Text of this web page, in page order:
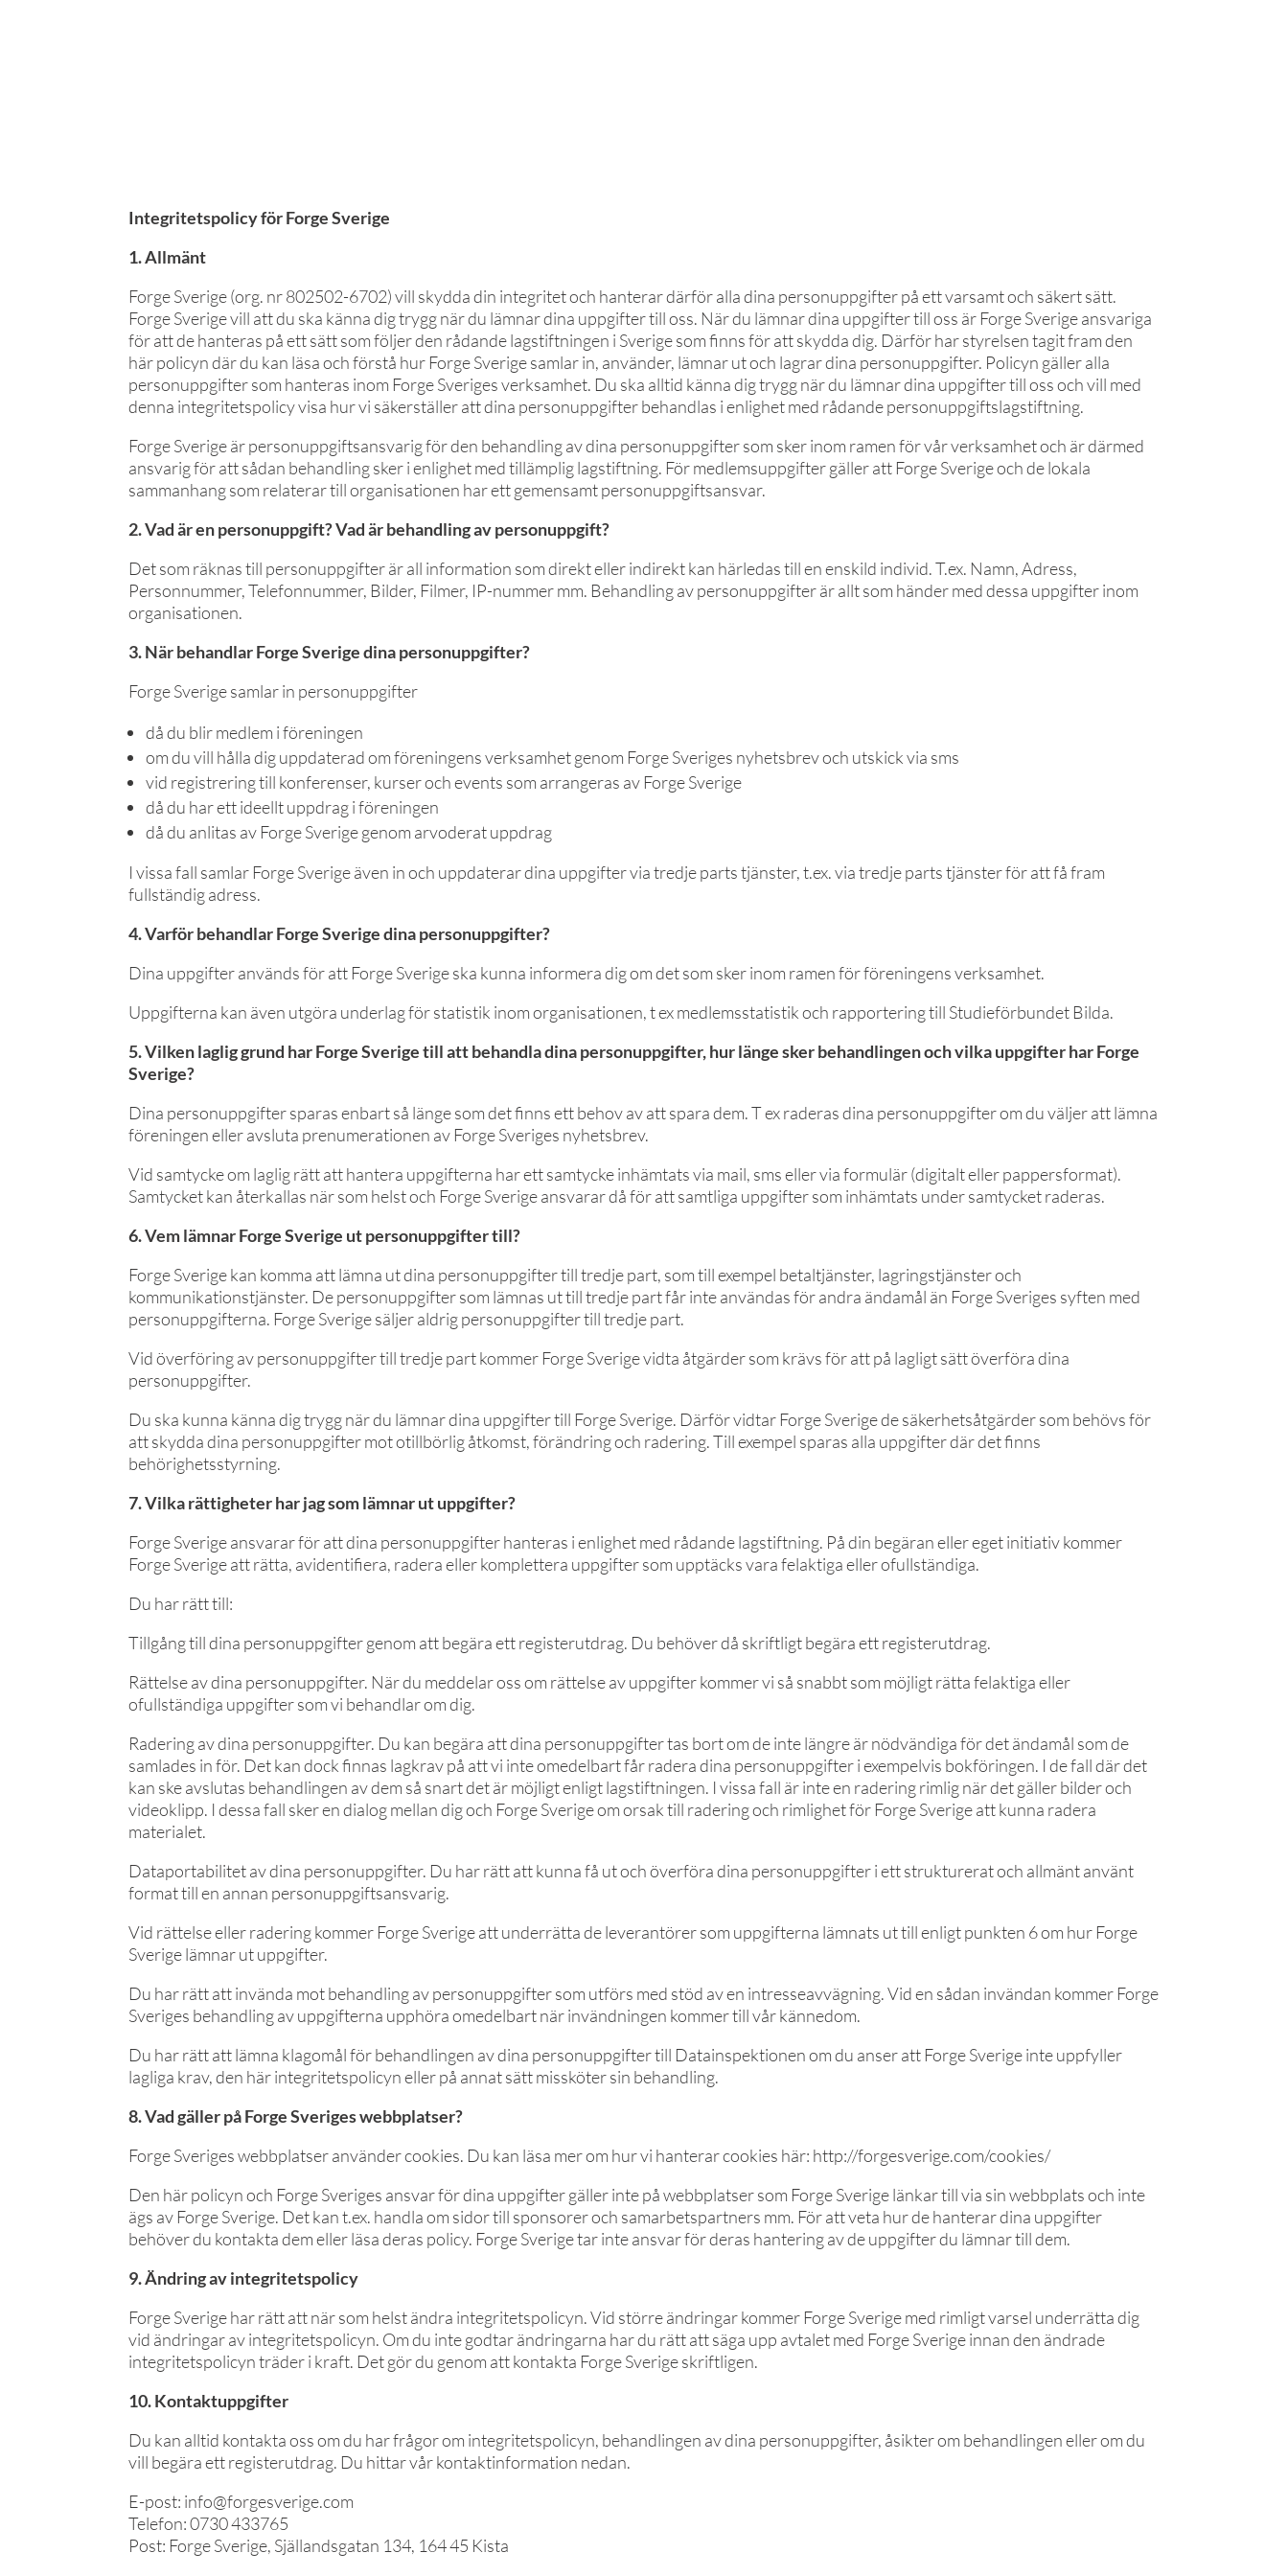
Integritetspolicy för Forge Sverige
1. Allmänt
Forge Sverige (org. nr 802502-6702) vill skydda din integritet och hanterar därför alla dina personuppgifter på ett varsamt och säkert sätt.
Forge Sverige vill att du ska känna dig trygg när du lämnar dina uppgifter till oss. När du lämnar dina uppgifter till oss är Forge Sverige ansvariga
för att de hanteras på ett sätt som följer den rådande lagstiftningen i Sverige som finns för att skydda dig. Därför har styrelsen tagit fram den
här policyn där du kan läsa och förstå hur Forge Sverige samlar in, använder, lämnar ut och lagrar dina personuppgifter. Policyn gäller alla
personuppgifter som hanteras inom Forge Sveriges verksamhet. Du ska alltid känna dig trygg när du lämnar dina uppgifter till oss och vill med
denna integritetspolicy visa hur vi säkerställer att dina personuppgifter behandlas i enlighet med rådande personuppgiftslagstiftning.
Forge Sverige är personuppgiftsansvarig för den behandling av dina personuppgifter som sker inom ramen för vår verksamhet och är därmed
ansvarig för att sådan behandling sker i enlighet med tillämplig lagstiftning. För medlemsuppgifter gäller att Forge Sverige och de lokala
sammanhang som relaterar till organisationen har ett gemensamt personuppgiftsansvar.
2. Vad är en personuppgift? Vad är behandling av personuppgift?
Det som räknas till personuppgifter är all information som direkt eller indirekt kan härledas till en enskild individ. T.ex. Namn, Adress,
Personnummer, Telefonnummer, Bilder, Filmer, IP-nummer mm. Behandling av personuppgifter är allt som händer med dessa uppgifter inom
organisationen.
3. När behandlar Forge Sverige dina personuppgifter?
Forge Sverige samlar in personuppgifter
då du blir medlem i föreningen
om du vill hålla dig uppdaterad om föreningens verksamhet genom Forge Sveriges nyhetsbrev och utskick via sms
vid registrering till konferenser, kurser och events som arrangeras av Forge Sverige
då du har ett ideellt uppdrag i föreningen
då du anlitas av Forge Sverige genom arvoderat uppdrag
I vissa fall samlar Forge Sverige även in och uppdaterar dina uppgifter via tredje parts tjänster, t.ex. via tredje parts tjänster för att få fram
fullständig adress.
4. Varför behandlar Forge Sverige dina personuppgifter?
Dina uppgifter används för att Forge Sverige ska kunna informera dig om det som sker inom ramen för föreningens verksamhet.
Uppgifterna kan även utgöra underlag för statistik inom organisationen, t ex medlemsstatistik och rapportering till Studieförbundet Bilda.
5. Vilken laglig grund har Forge Sverige till att behandla dina personuppgifter, hur länge sker behandlingen och vilka uppgifter har Forge
Sverige?
Dina personuppgifter sparas enbart så länge som det finns ett behov av att spara dem. T ex raderas dina personuppgifter om du väljer att lämna
föreningen eller avsluta prenumerationen av Forge Sveriges nyhetsbrev.
Vid samtycke om laglig rätt att hantera uppgifterna har ett samtycke inhämtats via mail, sms eller via formulär (digitalt eller pappersformat).
Samtycket kan återkallas när som helst och Forge Sverige ansvarar då för att samtliga uppgifter som inhämtats under samtycket raderas.
6. Vem lämnar Forge Sverige ut personuppgifter till?
Forge Sverige kan komma att lämna ut dina personuppgifter till tredje part, som till exempel betaltjänster, lagringstjänster och
kommunikationstjänster. De personuppgifter som lämnas ut till tredje part får inte användas för andra ändamål än Forge Sveriges syften med
personuppgifterna. Forge Sverige säljer aldrig personuppgifter till tredje part.
Vid överföring av personuppgifter till tredje part kommer Forge Sverige vidta åtgärder som krävs för att på lagligt sätt överföra dina
personuppgifter.
Du ska kunna känna dig trygg när du lämnar dina uppgifter till Forge Sverige. Därför vidtar Forge Sverige de säkerhetsåtgärder som behövs för
att skydda dina personuppgifter mot otillbörlig åtkomst, förändring och radering. Till exempel sparas alla uppgifter där det finns
behörighetsstyrning.
7. Vilka rättigheter har jag som lämnar ut uppgifter?
Forge Sverige ansvarar för att dina personuppgifter hanteras i enlighet med rådande lagstiftning. På din begäran eller eget initiativ kommer
Forge Sverige att rätta, avidentifiera, radera eller komplettera uppgifter som upptäcks vara felaktiga eller ofullständiga.
Du har rätt till:
Tillgång till dina personuppgifter genom att begära ett registerutdrag. Du behöver då skriftligt begära ett registerutdrag.
Rättelse av dina personuppgifter. När du meddelar oss om rättelse av uppgifter kommer vi så snabbt som möjligt rätta felaktiga eller
ofullständiga uppgifter som vi behandlar om dig.
Radering av dina personuppgifter. Du kan begära att dina personuppgifter tas bort om de inte längre är nödvändiga för det ändamål som de
samlades in för. Det kan dock finnas lagkrav på att vi inte omedelbart får radera dina personuppgifter i exempelvis bokföringen. I de fall där det
kan ske avslutas behandlingen av dem så snart det är möjligt enligt lagstiftningen. I vissa fall är inte en radering rimlig när det gäller bilder och
videoklipp. I dessa fall sker en dialog mellan dig och Forge Sverige om orsak till radering och rimlighet för Forge Sverige att kunna radera
materialet.
Dataportabilitet av dina personuppgifter. Du har rätt att kunna få ut och överföra dina personuppgifter i ett strukturerat och allmänt använt
format till en annan personuppgiftsansvarig.
Vid rättelse eller radering kommer Forge Sverige att underrätta de leverantörer som uppgifterna lämnats ut till enligt punkten 6 om hur Forge
Sverige lämnar ut uppgifter.
Du har rätt att invända mot behandling av personuppgifter som utförs med stöd av en intresseavvägning. Vid en sådan invändan kommer Forge
Sveriges behandling av uppgifterna upphöra omedelbart när invändningen kommer till vår kännedom.
Du har rätt att lämna klagomål för behandlingen av dina personuppgifter till Datainspektionen om du anser att Forge Sverige inte uppfyller
lagliga krav, den här integritetspolicyn eller på annat sätt missköter sin behandling.
8. Vad gäller på Forge Sveriges webbplatser?
Forge Sveriges webbplatser använder cookies. Du kan läsa mer om hur vi hanterar cookies här: http://forgesverige.com/cookies/
Den här policyn och Forge Sveriges ansvar för dina uppgifter gäller inte på webbplatser som Forge Sverige länkar till via sin webbplats och inte
ägs av Forge Sverige. Det kan t.ex. handla om sidor till sponsorer och samarbetspartners mm. För att veta hur de hanterar dina uppgifter
behöver du kontakta dem eller läsa deras policy. Forge Sverige tar inte ansvar för deras hantering av de uppgifter du lämnar till dem.
9. Ändring av integritetspolicy
Forge Sverige har rätt att när som helst ändra integritetspolicyn. Vid större ändringar kommer Forge Sverige med rimligt varsel underrätta dig
vid ändringar av integritetspolicyn. Om du inte godtar ändringarna har du rätt att säga upp avtalet med Forge Sverige innan den ändrade
integritetspolicyn träder i kraft. Det gör du genom att kontakta Forge Sverige skriftligen.
10. Kontaktuppgifter
Du kan alltid kontakta oss om du har frågor om integritetspolicyn, behandlingen av dina personuppgifter, åsikter om behandlingen eller om du
vill begära ett registerutdrag. Du hittar vår kontaktinformation nedan.
E-post: info@forgesverige.com
Telefon: 0730 433765
Post: Forge Sverige, Själlandsgatan 134, 164 45 Kista